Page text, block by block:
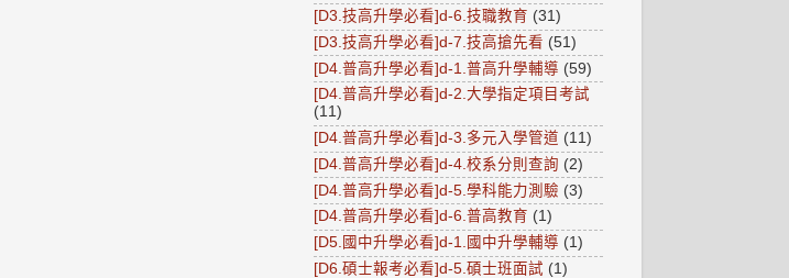
[D3.技高升學必看]d-6.技職教育 (31)
[D3.技高升學必看]d-7.技高搶先看 (51)
[D4.普高升學必看]d-1.普高升學輔導 (59)
[D4.普高升學必看]d-2.大學指定項目考試
(11)
[D4.普高升學必看]d-3.多元入學管道 (11)
[D4.普高升學必看]d-4.校系分則查詢 (2)
[D4.普高升學必看]d-5.學科能力測驗 (3)
[D4.普高升學必看]d-6.普高教育 (1)
[D5.國中升學必看]d-1.國中升學輔導 (1)
[D6.碩士報考必看]d-5.碩士班面試 (1)